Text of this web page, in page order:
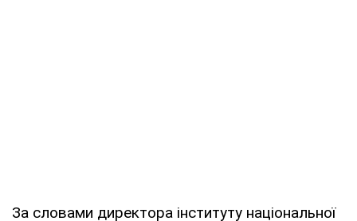
За словами директора інституту національної